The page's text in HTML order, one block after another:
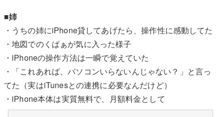
■姉
・うちの姉にiPhone貸してあげたら、操作性に感動してた
・地図でのくぱぁが気に入った様子
・iPhoneの操作方法は一瞬で覚えていた
・「これあれば、パソコンいらないんじゃない？」と言っ
てた（実はiTunesとの連携に必要なんだけど）
・iPhone本体は実質無料で、月額料金として